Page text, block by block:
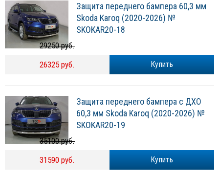
Защита переднего бампера 60,3 мм
Skoda Karoq (2020-2026) №
SKOKAR20-18
Купить
29250 руб.
26325 руб.
Защита переднего бампера c ДХО
60,3 мм Skoda Karoq (2020-2026) №
SKOKAR20-19
Купить
35100 руб.
31590 руб.